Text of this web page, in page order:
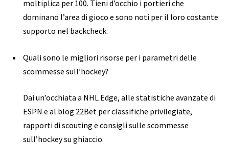
moltiplica per 100. Tieni d’occhio i portieri che
dominano l’area di gioco e sono noti per il loro costante
supporto nel backcheck.
Quali sono le migliori risorse per i parametri delle
scommesse sull’hockey?
Dai un’occhiata a NHL Edge, alle statistiche avanzate di
ESPN e al blog 22Bet per classifiche privilegiate,
rapporti di scouting e consigli sulle scommesse
sull’hockey su ghiaccio.